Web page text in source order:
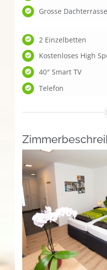
Grosse
2 Einzelbetten
Kostenloses High
40″ Smart TV
Telefon